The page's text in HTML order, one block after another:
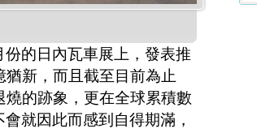
的日內瓦車展上，發表推
猶新，而且截至目前為止
燒的跡象，更在全球累積數
就因此而感到自得期滿，